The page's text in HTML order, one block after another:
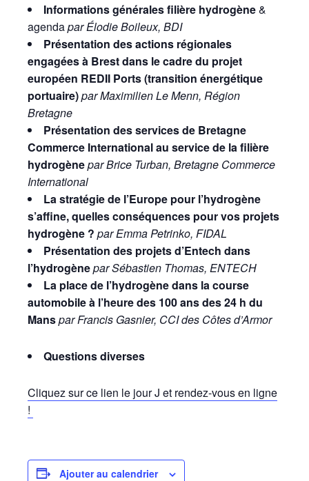
Informations générales filière hydrogène&
agendapar Élodie Boileux, BDI
Présentation des actions régionales
engagées à Brest dans le cadre du projet
européen REDII Ports (transition énergétique
portuaire)par Maximilien Le Menn, Région
Bretagne
Présentation des services de Bretagne
Commerce International au service de la filière
hydrogènepar Brice Turban, Bretagne Commerce
International
La stratégie de l’Europe pour l’hydrogène
s’affine, quelles conséquences pour vos projets
hydrogène ? par Emma Petrinko, FIDAL
Présentation des projets d’Entech dans
l’hydrogènepar Sébastien Thomas, ENTECH
La place de l’hydrogène dans la course
automobile à l’heure des 100 ans des 24 h du
Manspar Francis Gasnier, CCI des Côtes d’Armor
Questions diverses
Cliquez sur ce lien le jour J et rendez-vous en ligne
!
Ajouter au calendrier